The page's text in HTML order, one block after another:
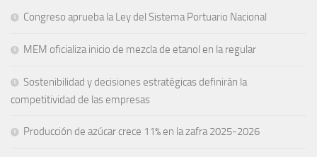
Congreso aprueba la Ley del Sistema Portuario Nacional
MEM oficializa inicio de mezcla de etanol en la regular
Sostenibilidad y decisiones estratégicas definirán la
competitividad de las empresas
Producción de azúcar crece 11% en la zafra 2025-2026